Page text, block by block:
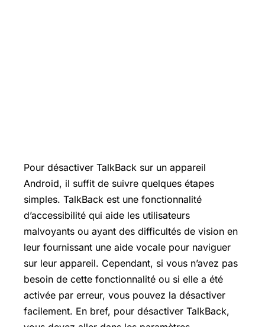
Pour désactiver TalkBack sur un appareil
Android, il suffit de suivre quelques étapes
simples. TalkBack est une fonctionnalité
d’accessibilité qui aide les utilisateurs
malvoyants ou ayant des difficultés de vision en
leur fournissant une aide vocale pour naviguer
sur leur appareil. Cependant, si vous n’avez pas
besoin de cette fonctionnalité ou si elle a été
activée par erreur, vous pouvez la désactiver
facilement. En bref, pour désactiver TalkBack,